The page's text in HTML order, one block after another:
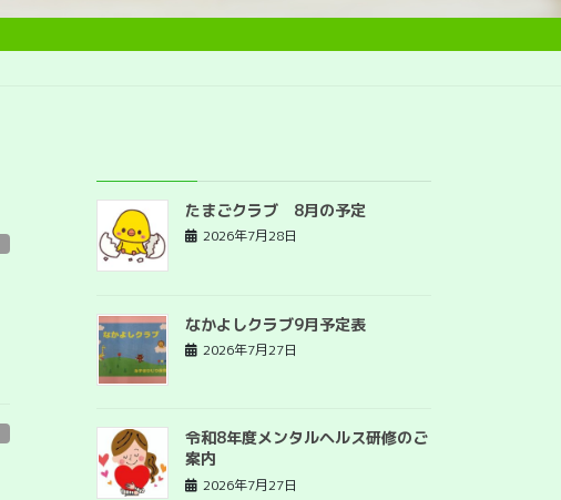
たまごクラブ 8月の予定
2026年7月28日
なかよしクラブ9月予定表
2026年7月27日
令和8年度メンタルヘルス研修のご
案内
2026年7月27日